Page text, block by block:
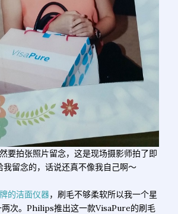
要拍张照片留念，这是现场摄影师拍了即
我留念的，话说还真不像我自己啊～
的洁面仪器，刷毛不够柔软所以我一个星
次。Philips推出这一款VisaPure的刷毛